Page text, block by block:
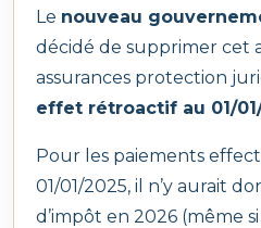
votre ordinateur,
avantages:
notre bureau
contrats et suivez la
AXA Assistance
Assistance(Belgien)
Le nouveau
décidé de supprimer cet
assurances protection
effet rétroactif au 01/
Pour les paiements
01/01/2025, il n’y aurait
d’impôt en 2026 (même